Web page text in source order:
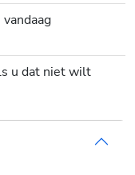
u dat niet wilt